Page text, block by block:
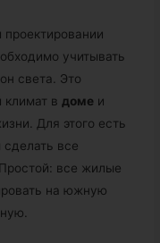
проектировании
учитывать
света. Это
климат в доме и
Для этого есть
все
все жилые
на южную